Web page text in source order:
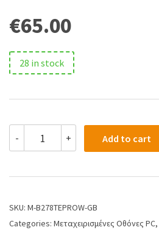
€65.00
28 in stock
- + Add to cart
SKU: M-B278TEPROW-GB
Categories: Μεταχειρισμένες Οθόνες PC,